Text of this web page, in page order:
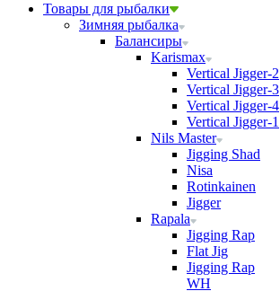
Товары для рыбалки
Зимняя рыбалка
Балансиры
Karismax
Vertical Jigger-2
Vertical Jigger-3
Vertical Jigger-4
Vertical Jigger-1
Nils Master
Jigging Shad
Nisa
Rotinkainen
Jigger
Rapala
Jigging Rap
Flat Jig
Jigging Rap
WH